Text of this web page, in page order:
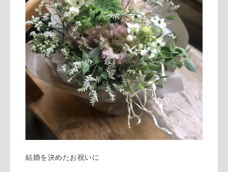
結婚を決めたお祝いに